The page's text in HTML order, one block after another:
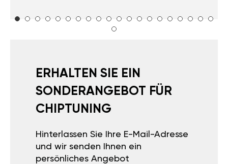
ERHALTEN SIE EIN
SONDERANGEBOT FÜR
CHIPTUNING
Hinterlassen Sie Ihre E-Mail-Adresse
und wir senden Ihnen ein
persönliches Angebot